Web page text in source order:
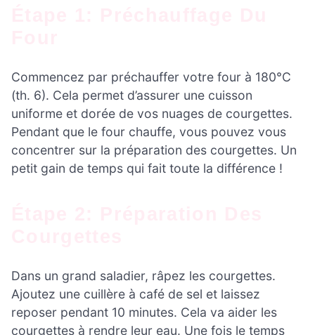
Commencez par préchauffer votre four à 180°C
(th. 6). Cela permet d’assurer une cuisson
uniforme et dorée de vos nuages de courgettes.
Pendant que le four chauffe, vous pouvez vous
concentrer sur la préparation des courgettes. Un
petit gain de temps qui fait toute la différence !
Dans un grand saladier, râpez les courgettes.
Ajoutez une cuillère à café de sel et laissez
reposer pendant 10 minutes. Cela va aider les
courgettes à rendre leur eau. Une fois le temps